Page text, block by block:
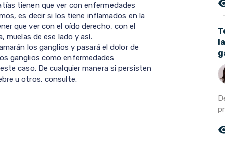
tienen que ver con enfermedades
es decir si los tiene inflamados en la
que ver con el oído derecho, con el
muelas de ese lado y así.
los ganglios y pasará el dolor de
ganglios como enfermedades
caso. De cualquier manera si persisten
u otros, consulte.